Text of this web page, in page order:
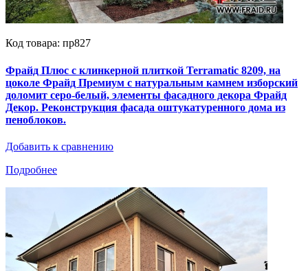
Код товара: пр827
Фрайд Плюс с клинкерной плиткой Terramatic 8209, на
цоколе Фрайд Премиум с натуральным камнем изборский
доломит серо-белый, элементы фасадного декора Фрайд
Декор. Реконструкция фасада оштукатуренного дома из
пеноблоков.
Добавить к сравнению
Подробнее